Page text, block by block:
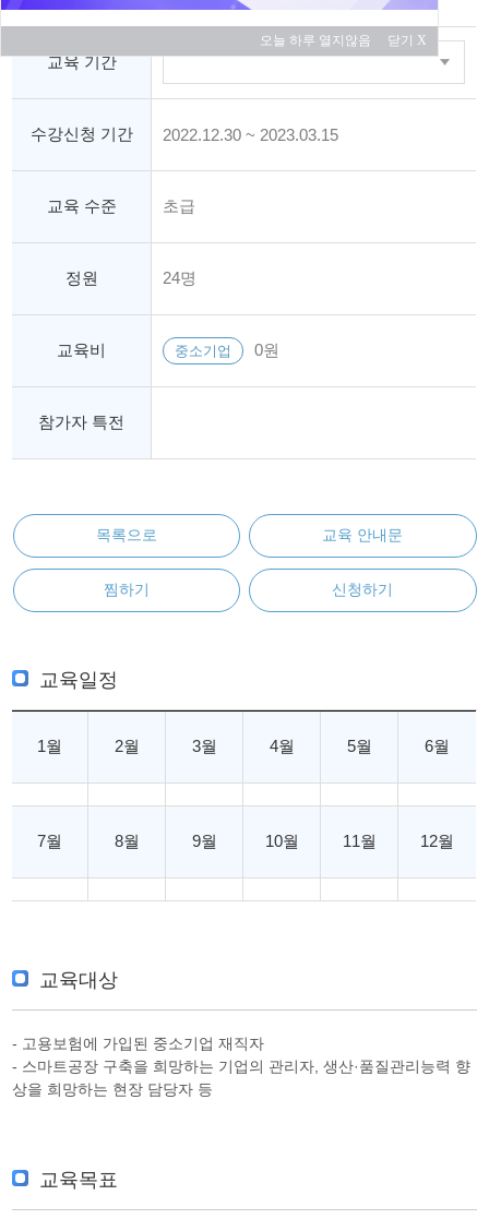
교육 기간
수강신청 기간 2022.12.30 ~ 2023.03.15
교육 수준 초급
정원 24명
교육비 중소기업 0원
참가자 특전
목록으로 교육 안내문
찜하기 신청하기
교육일정
1월 2월 3월 4월 5월 6월
7월 8월 9월 10월 11월 12월
교육대상
- 고용보험에 가입된 중소기업 재직자
- 스마트공장 구축을 희망하는 기업의 관리자, 생산·품질관리능력 향
상을 희망하는 현장 담당자 등
교육목표
오늘 하루 열지않음 닫기 X